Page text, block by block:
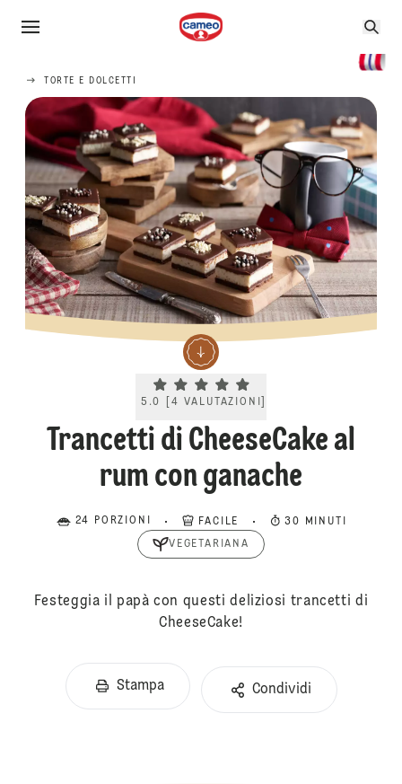
TORTE E DOLCETTI
Current rating 5.0. Click to rate.
5.0 4 VALUTAZIONI
Trancetti di CheeseCake al
rum con ganache
24 PORZIONI FACILE 30 MINUTI
VEGETARIANA
Festeggia il papà con questi deliziosi trancetti di
CheeseCake!
Stampa Condividi